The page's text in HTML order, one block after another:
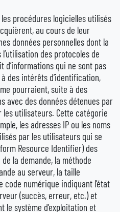
procédures logicielles utilisés
au cours de leur
données personnelles dont la
des protocoles de
d’informations qui ne sont pas
des intérêts d’identification,
pourraient, suite à des
avec des données détenues par
utilisateurs. Cette catégorie
les adresses IP ou les noms
par les utilisateurs qui se
Resource Identifier) des
la demande, la méthode
au serveur, la taille
numérique indiquant l’état
(succès, erreur, etc.) et
le système d’exploitation et